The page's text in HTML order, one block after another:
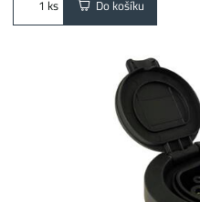
ks Do košíku